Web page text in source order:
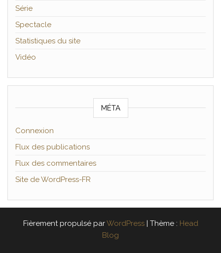
Série
Spectacle
Statistiques du site
Vidéo
MÉTA
Connexion
Flux des publications
Flux des commentaires
Site de WordPress-FR
Fièrement propulsé parWordPress | Thème : Head
Blog